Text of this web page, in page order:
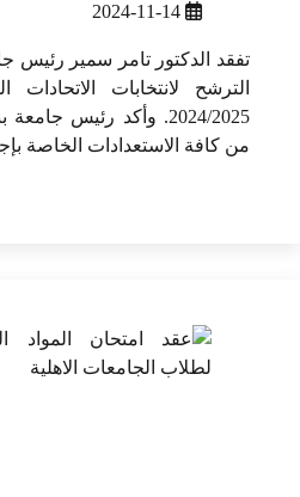
2024-11-14
تفقد الدكتور تامر سمير رئيس
الترشح لانتخابات الاتحادات
2024/2025. وأكد رئيس
من كافة الاستعدادات الخاصة